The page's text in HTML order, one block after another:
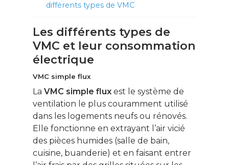
différents types de VMC
Les différents types de
VMC et leur consommation
électrique
VMC simple flux
La VMC simple flux est le système de
ventilation le plus couramment utilisé
dans les logements neufs ou rénovés.
Elle fonctionne en extrayant l’air vicié
des pièces humides (salle de bain,
cuisine, buanderie) et en faisant entrer